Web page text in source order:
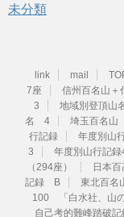
未分類
link mail
7座
信州百名山＋
3
地域別登頂山
名 4
埼玉百名山
行記録
年度別山
3
年度別山行記録
（294座）
日本百
記録 B
東北百名
100 「白水社、山
自己考的難峰踏破